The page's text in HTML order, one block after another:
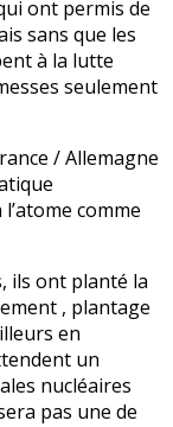
ont permis de
sans que les
à la lutte
seulement
/ Allemagne
comme
ils ont planté la
, plantage
en
un
nucléaires
pas une de